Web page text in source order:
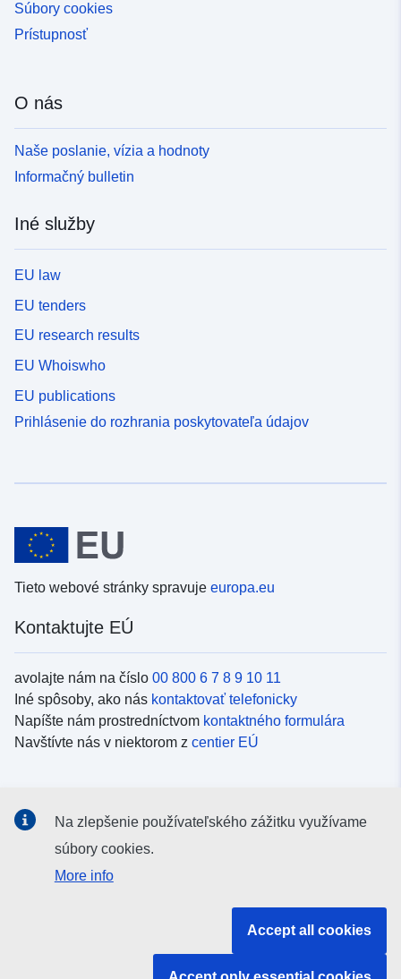
Súbory cookies
Prístupnosť
O nás
Naše poslanie, vízia a hodnoty
Informačný bulletin
Iné služby
EU law
EU tenders
EU research results
EU Whoiswho
EU publications
Prihlásenie do rozhrania poskytovateľa údajov
Tieto webové stránky spravuje europa.eu
Kontaktujte EÚ
avolajte nám na číslo 00 800 6 7 8 9 10 11
Iné spôsoby, ako nás kontaktovať telefonicky
Napíšte nám prostredníctvom kontaktného formulára
Navštívte nás v niektorom z centier EÚ
Kanály EÚ nasociálnych médiách
Na zlepšenie používateľského zážitku využívame
súbory cookies.
More info
Accept all cookies